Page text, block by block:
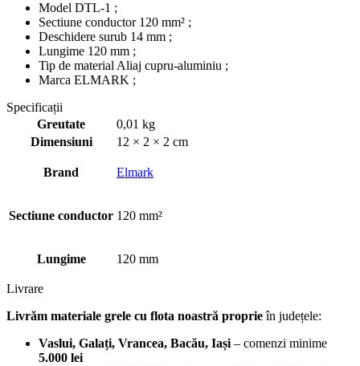
Model DTL-1 ;
Sectiune conductor 120 mm² ;
Deschidere surub 14 mm ;
Lungime 120 mm ;
Tip de material Aliaj cupru-aluminiu ;
Marca ELMARK ;
Specificații
Greutate
0,01 kg
Dimensiuni
12 × 2 × 2 cm
Brand Elmark
Sectiune conductor 120 mm²
Lungime 120 mm
Livrare
Livrăm materiale grele cu flota noastră proprieîn județele:
Vaslui, Galați, Vrancea, Bacău, Iași– comenzi minime
5.000 lei